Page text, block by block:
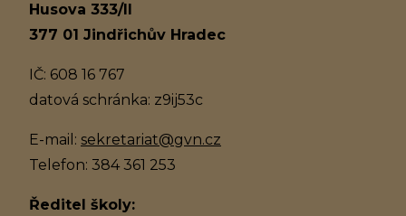
Husova 333/II
377 01 Jindřichův Hradec
IČ: 608 16 767
datová schránka: z9ij53c
E-mail: sekretariat@gvn.cz
Telefon: 384 361 253
Ředitel školy: